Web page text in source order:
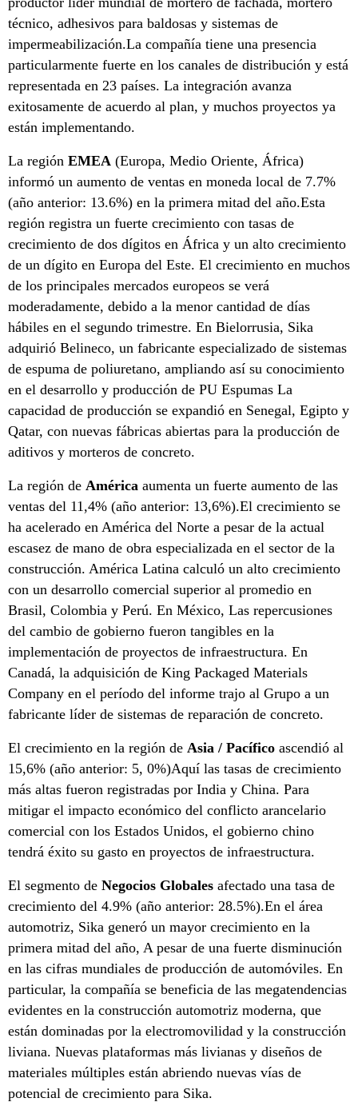
técnico, adhesivos para baldosas y sistemas de
impermeabilización.La compañía tiene una presencia
particularmente fuerte en los canales de distribución y está
representada en 23 países. La integración avanza
exitosamente de acuerdo al plan, y muchos proyectos ya
están implementando.
La región EMEA (Europa, Medio Oriente, África)
informó un aumento de ventas en moneda local de 7.7%
(año anterior: 13.6%) en la primera mitad del año.Esta
región registra un fuerte crecimiento con tasas de
crecimiento de dos dígitos en África y un alto crecimiento
de un dígito en Europa del Este. El crecimiento en muchos
de los principales mercados europeos se verá
moderadamente, debido a la menor cantidad de días
hábiles en el segundo trimestre. En Bielorrusia, Sika
adquirió Belineco, un fabricante especializado de sistemas
de espuma de poliuretano, ampliando así su conocimiento
en el desarrollo y producción de PU Espumas La
capacidad de producción se expandió en Senegal, Egipto y
Qatar, con nuevas fábricas abiertas para la producción de
aditivos y morteros de concreto.
La región de América aumenta un fuerte aumento de las
ventas del 11,4% (año anterior: 13,6%).El crecimiento se
ha acelerado en América del Norte a pesar de la actual
escasez de mano de obra especializada en el sector de la
construcción. América Latina calculó un alto crecimiento
con un desarrollo comercial superior al promedio en
Brasil, Colombia y Perú. En México, Las repercusiones
del cambio de gobierno fueron tangibles en la
implementación de proyectos de infraestructura. En
Canadá, la adquisición de King Packaged Materials
Company en el período del informe trajo al Grupo a un
fabricante líder de sistemas de reparación de concreto.
El crecimiento en la región de Asia / Pacífico ascendió al
15,6% (año anterior: 5, 0%)Aquí las tasas de crecimiento
más altas fueron registradas por India y China. Para
mitigar el impacto económico del conflicto arancelario
comercial con los Estados Unidos, el gobierno chino
tendrá éxito su gasto en proyectos de infraestructura.
El segmento de Negocios Globales afectado una tasa de
crecimiento del 4.9% (año anterior: 28.5%).En el área
automotriz, Sika generó un mayor crecimiento en la
primera mitad del año, A pesar de una fuerte disminución
en las cifras mundiales de producción de automóviles. En
particular, la compañía se beneficia de las megatendencias
evidentes en la construcción automotriz moderna, que
están dominadas por la electromovilidad y la construcción
liviana. Nuevas plataformas más livianas y diseños de
materiales múltiples están abriendo nuevas vías de
potencial de crecimiento para Sika.